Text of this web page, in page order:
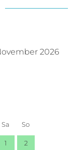
2026
Sa So
1 2